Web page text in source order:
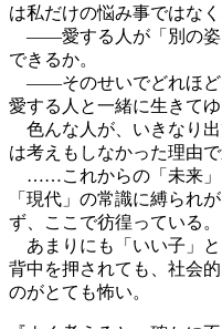
は私だけの悩み事ではなく
――愛する人が「別の姿
できるか。
――そのせいでどれほど
愛する人と一緒に生きてゆ
色んな人が、いきなり
は考えもしなかった理由
……これからの「未来」
「現代」の常識に縛られ
ず、ここで彷徨っている。
あまりにも「いい子」
背中を押されても、社会
のがとても怖い。